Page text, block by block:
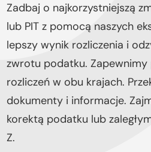
Zadbaj o najkorzystniejszą
lub PIT z pomocą naszych
lepszy wynik rozliczenia i
zwrotu podatku. Zapewnimy
rozliczeń w obu krajach.
dokumenty i informacje.
korektą podatku lub
Z.